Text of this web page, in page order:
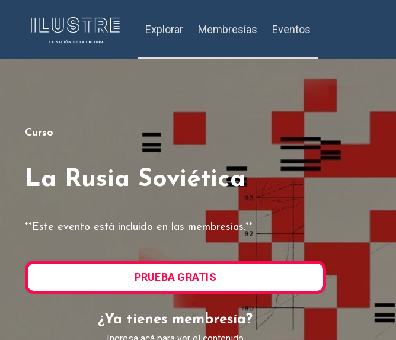
Explorar Membresías Eventos
Curso
La Rusia Soviética
**Este evento está incluido en las membresías.**
PRUEBA GRATIS
¿Ya tienes membresía?